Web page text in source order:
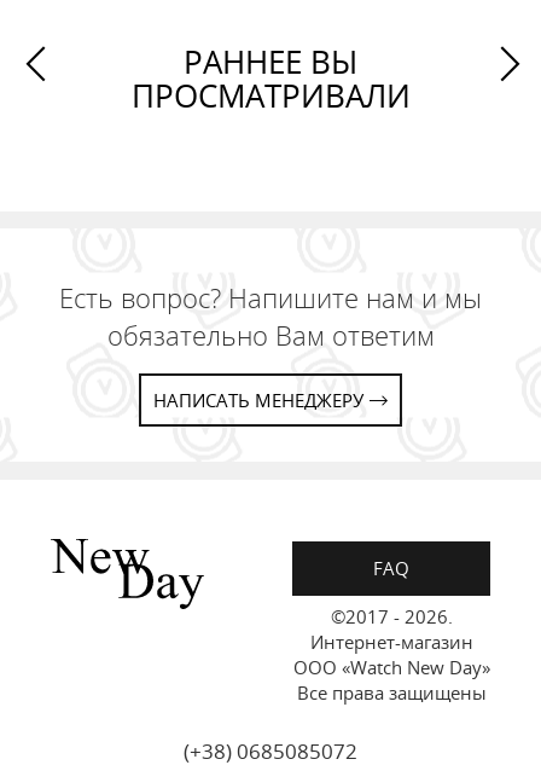
РАННЕЕ ВЫ
ПРОСМАТРИВАЛИ
Есть вопрос? Напишите нам и мы
обязательно Вам ответим
НАПИСАТЬ МЕНЕДЖЕРУ
FAQ
©2017 - 2026.
Интернет-магазин
ООО «Watch New Day»
Все права защищены
(+38) 0685085072